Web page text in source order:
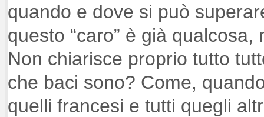
quando e dove si può
questo “caro” è già
Non chiarisce proprio tutto
che baci sono? Come,
quelli francesi e tutti quegli